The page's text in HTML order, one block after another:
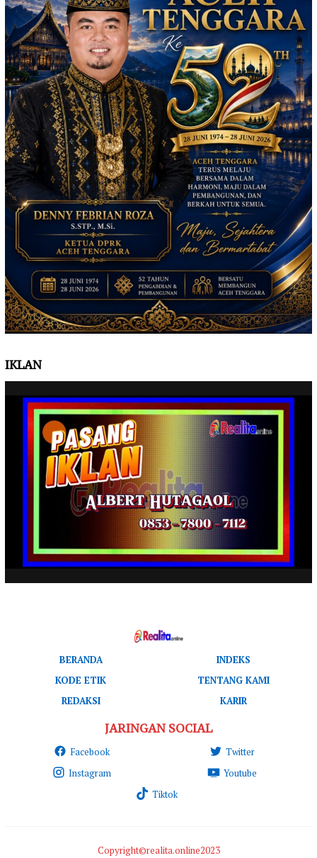
IKLAN
BERANDA
INDEKS
KODE ETIK
TENTANG KAMI
REDAKSI
KARIR
JARINGAN SOCIAL
Facebook
Twitter
Instagram
Youtube
Tiktok
Copyright©realita.online2023